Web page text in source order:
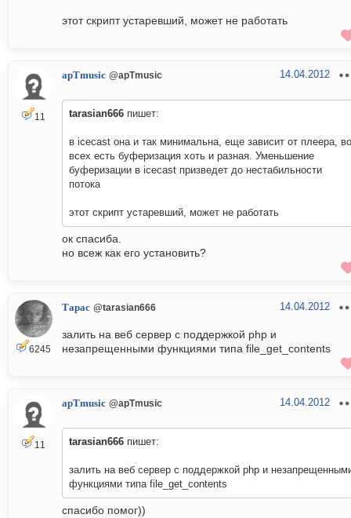
этот скрипт устаревший, может не работать
11
apTmusic @apTmusic 14.04.2012
tarasian666 пишет:
в icecast она и так минимальна, еще зависит от плеера, во
всех есть буферизация хоть и разная. Уменьшение
буферизации в icecast призведет до нестабильности
потока
этот скрипт устаревший, может не работать
ок спасиба.
но всеж как его установить?
6245
Тарас @tarasian666 14.04.2012
залить на веб сервер с поддержкой php и
незапрещенными функциями типа file_get_contents
11
apTmusic @apTmusic 14.04.2012
tarasian666 пишет:
залить на веб сервер с поддержкой php и
функциями типа file_get_contents
спасибо помог))